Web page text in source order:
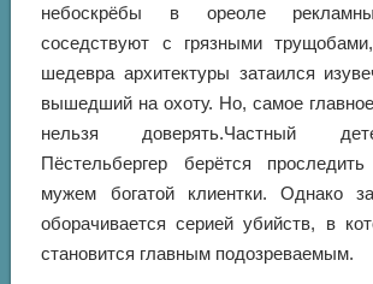
небоскрёбы в ореоле
соседствуют с грязными
шедевра архитектуры затаился
вышедший на охоту. Но, самое
нельзя доверять.Частный
Пёстельбергер берётся
мужем богатой клиентки. Однако
оборачивается серией убийств, в
становится главным подозреваемым.